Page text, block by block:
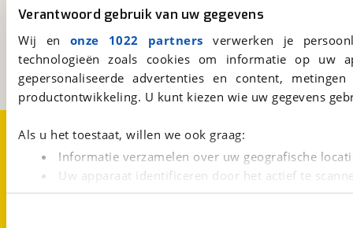
Verantwoord gebruik van uw gegevens
Wij en onze 1022 partners verwerken je
technologieën zoals cookies om informatie op
gepersonaliseerde advertenties en content,
productontwikkeling. U kunt kiezen wie uw gegevens
Als u het toestaat, willen we ook graag:
Informatie verzamelen over uw geografische
Uw apparaat identificeren door het actief te
Lees meer over hoe uw persoonlijke gegevens worden
viaBOVAG.nl
3981 AJ
Bunnik
Een initiatief van
BOVAG
Over viaBOVAG.nl
Disclaimer- en Privacyverklaring
CookievoorkeurenVacatures